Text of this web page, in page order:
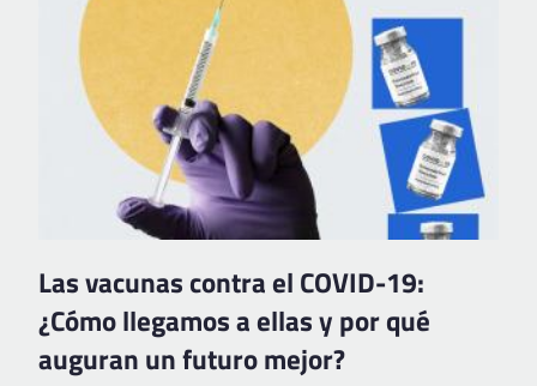
Las vacunas contra el COVID-19:
¿Cómo llegamos a ellas y por qué
auguran un futuro mejor?